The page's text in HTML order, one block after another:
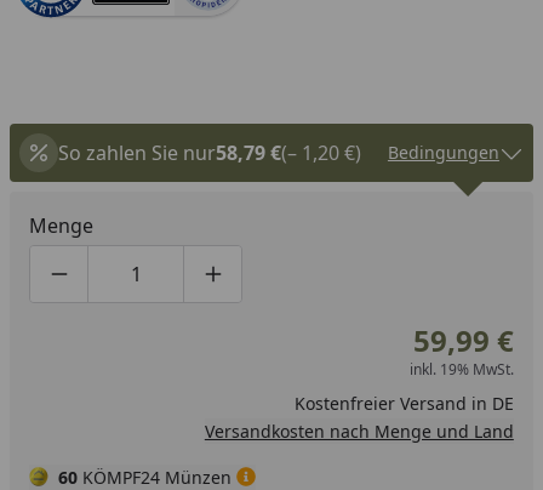
So zahlen Sie nur58,79 €(– 1,20 €) Bedingungen
Menge
Produktmenge um eins verringern
Produktmenge manuell eingeben
Produktmenge um eins erhöhen
59,99 €
inkl. 19% MwSt.
Kostenfreier Versand in DE
Versandkosten nach Menge und Land
60 KÖMPF24 Münzen